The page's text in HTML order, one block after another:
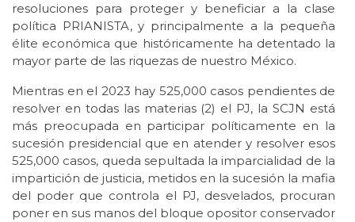
resoluciones para proteger y beneficiar a la clase
política PRIANISTA, y principalmente a la pequeña
élite económica que históricamente ha detentado la
mayor parte de las riquezas de nuestro México.
Mientras en el 2023 hay 525,000 casos pendientes de
resolver en todas las materias (2) el PJ, la SCJN está
más preocupada en participar políticamente en la
sucesión presidencial que en atender y resolver esos
525,000 casos, queda sepultada la imparcialidad de la
impartición de justicia, metidos en la sucesión la mafia
del poder que controla el PJ, desvelados, procuran
poner en sus manos del bloque opositor conservador